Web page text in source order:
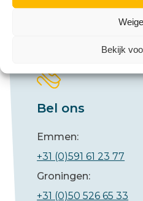
Bekijk
Bel ons
Emmen:
+31 (0)591 61 23 77
Groningen:
+31 (0)50 526 65 33